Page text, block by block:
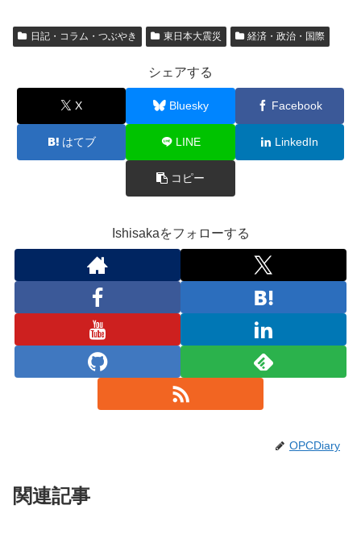
日記・コラム・つぶやき 東日本大震災 経済・政治・国際
シェアする
X Bluesky Facebook
はてブ LINE LinkedIn
コピー
Ishisakaをフォローする
OPCDiary
関連記事